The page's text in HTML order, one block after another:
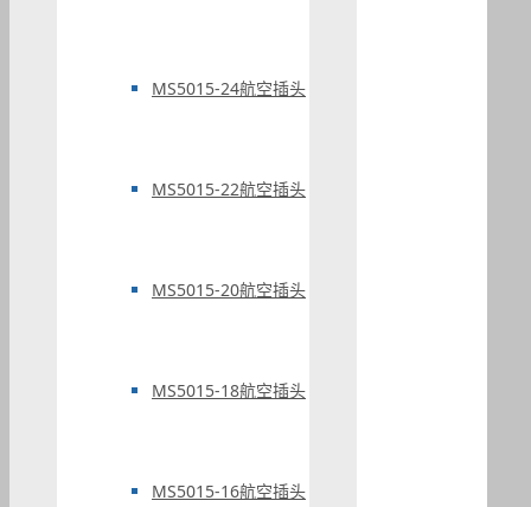
MS5015-24航空插头
MS5015-22航空插头
MS5015-20航空插头
MS5015-18航空插头
MS5015-16航空插头